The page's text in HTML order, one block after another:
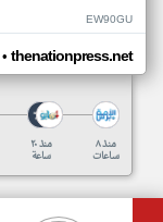
EW90GU
• thenationpress.net
منذ ٢٠
ساعة
منذ ٨
ساعات